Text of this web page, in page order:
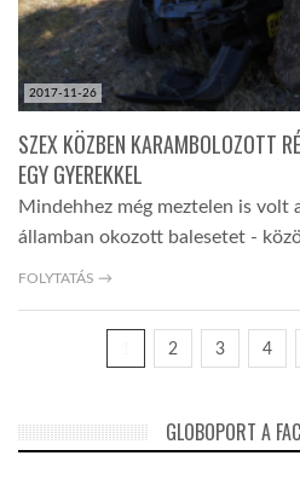
2017-11-26
SZEX KÖZBEN KARAMBOLOZOTT
EGY GYEREKKEL
Mindehhez még meztelen is volt
államban okozott balesetet -
FOLYTATÁS →
2 3 4
GLOBOPORT A